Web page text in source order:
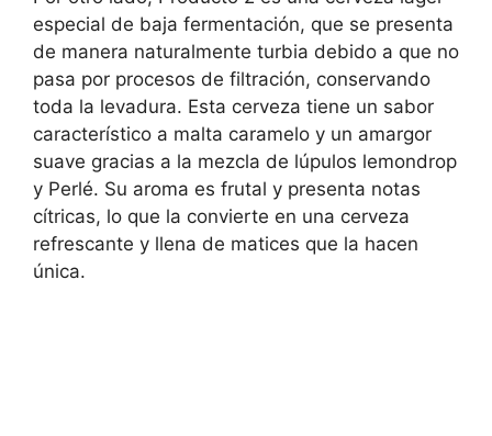
especial de baja fermentación, que se presenta
de manera naturalmente turbia debido a que no
pasa por procesos de filtración, conservando
toda la levadura. Esta cerveza tiene un sabor
característico a malta caramelo y un amargor
suave gracias a la mezcla de lúpulos lemondrop
y Perlé. Su aroma es frutal y presenta notas
cítricas, lo que la convierte en una cerveza
refrescante y llena de matices que la hacen
única.